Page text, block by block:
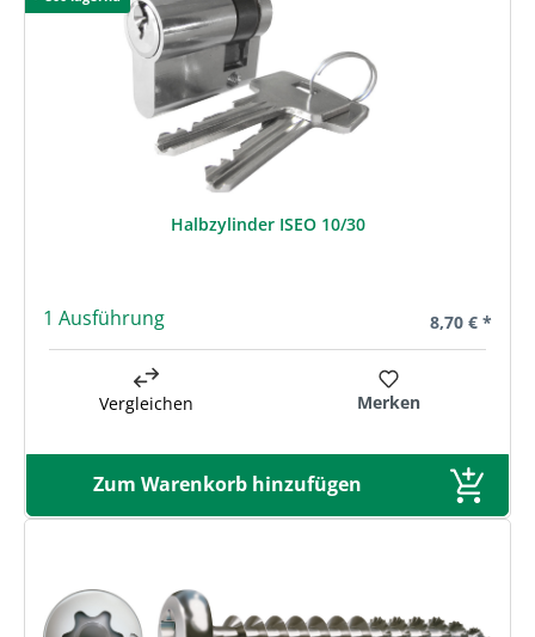
Halbzylinder ISEO 10/30
1 Ausführung Regulärer
8,70 € *
Vergleichen Merken
Zum Warenkorb hinzufügen